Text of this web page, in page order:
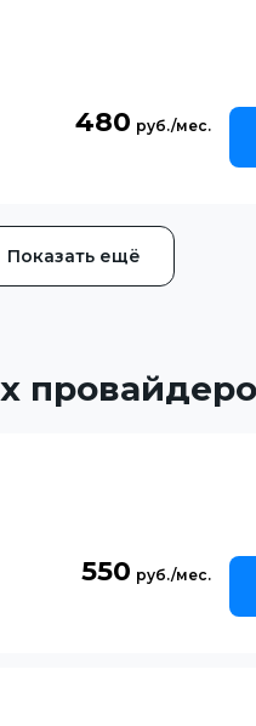
480
Показать ещё
550